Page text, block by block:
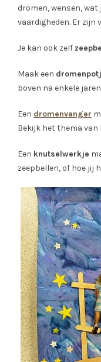
dromen, wensen,
vaardigheden. Er zijn
Je kan ook zelf
Maak een
boven na enkele
Een dromenvanger
Bekijk het thema van
Een knutselwerkje
zeepbellen, of hoe jij